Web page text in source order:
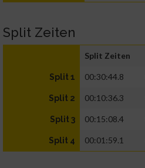
Split Zeiten
Split Zeiten
Split 1 00:30:44.8
Split 2 00:10:36.3
Split 3 00:15:08.4
Split 4 00:01:59.1